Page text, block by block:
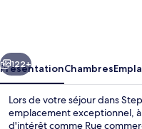
Suivant
122+
PrésentationChambres
Lors de votre séjour dans
emplacement exceptionnel,
d'intérêt comme Rue